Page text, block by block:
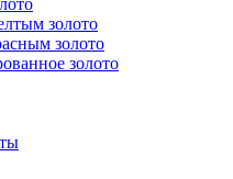
золото
золото
золото